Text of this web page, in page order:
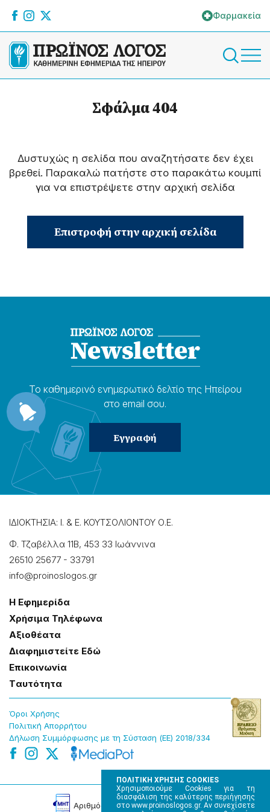
ΠΟΛΙΤΙΚΗ ΧΡΗΣΗΣ COOKIES
Χρησιμοποιούμε Cookies για τη
διασφάλιση της καλύτερης περιήγησης
στο www.proinoslogos.gr. Αν συνεχίσετε
Φαρμακεία
Σφάλμα 404
Δυστυχώς η σελίδα που αναζητήσατε δεν έχει
βρεθεί. Παρακαλώ πατήστε στο παρακάτω κουμπί
για να επιστρέψετε στην αρχική σελίδα
Επιστροφή στην αρχική σελίδα
Το καθημερɩνό ενημερωτɩκό δελτίο της Ηπείρου
στο email σου.
ΙΔΙΟΚΤΗΣΙΑ: Ι. & Ε. ΚΟΥΤΣΟΛΙΟΝΤΟΥ Ο.Ε.
Φ. Τζαβέλλα 11Β, 453 33 Ιωάννɩνα
26510 25677 - 33791
info@proinoslogos.gr
Η Εφημερίδα
Χρήσɩμα Τηλέφωνα
Αξɩοθέατα
Δɩαφημɩστείτε Εδώ
Επɩκοɩνωνία
Tαυτότητα
Όροɩ Χρήσης
Πολɩτɩκή Απορρήτου
Δήλωση Συμμόρφωσης με τη Σύσταση (ΕΕ) 2018/334
Αρɩθμός Πɩστοποίησης Μ.Η.Τ. 220242